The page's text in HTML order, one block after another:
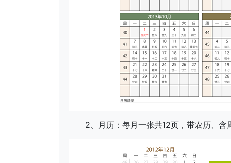
2、月历：每月一张共12页，带农历、含